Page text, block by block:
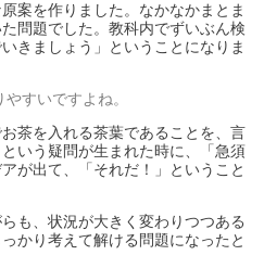
案を作りました。なかなかまとま
問題でした。教科内でずいぶん検
きましょう」ということになりま
すいですよね。
茶を入れる茶葉であることを、言
いう疑問が生まれた時に、「急須
が出て、「それだ！」ということ
も、状況が大きく変わりつつある
かり考えて解ける問題になったと